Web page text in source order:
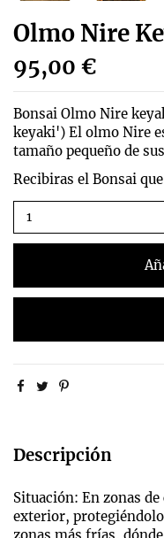
Olmo Nire
95,00 €
Bonsai Olmo Nire
keyaki') El olmo Nire
tamaño pequeño de
Recibiras el Bonsai
Descripción
Situación: En zonas
exterior,